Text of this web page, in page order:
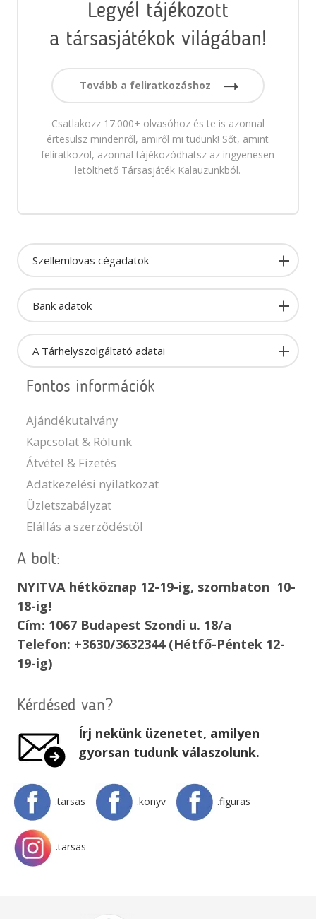
Legyél tájékozott
a társasjátékok világában!
Tovább a feliratkozáshoz
Csatlakozz 17.000+ olvasóhoz és te is azonnal
értesülsz mindenről, amiről mi tudunk! Sőt, amint
feliratkozol, azonnal tájékozódhatsz az ingyenesen
letölthető Társasjáték Kalauzunkból.
Szellemlovas cégadatok
Bank adatok
A Tárhelyszolgáltató adatai
Fontos információk
Ajándékutalvány
Kapcsolat & Rólunk
Átvétel & Fizetés
Adatkezelési nyilatkozat
Üzletszabályzat
Elállás a szerződéstől
A bolt:
NYITVA hétköznap 12-19-ig, szombaton 10-
18-ig!
Cím: 1067 Budapest Szondi u. 18/a
Telefon: +3630/3632344 (Hétfő-Péntek 12-
19-ig)
Kérdésed van?
Írj nekünk üzenetet, amilyen
gyorsan tudunk válaszolunk.
.tarsas .konyv .figuras
.tarsas